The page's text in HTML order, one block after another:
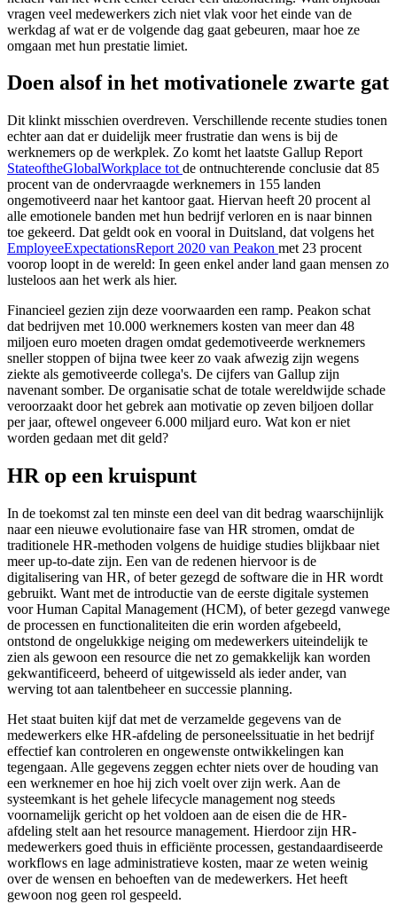
vragen veel medewerkers zich niet vlak voor het einde van de
werkdag af wat er de volgende dag gaat gebeuren, maar hoe ze
omgaan met hun prestatie limiet.
Doen alsof in het motivationele zwarte gat
Dit klinkt misschien overdreven. Verschillende recente studies tonen
echter aan dat er duidelijk meer frustratie dan wens is bij de
werknemers op de werkplek. Zo komt het laatste Gallup Report
StateoftheGlobalWorkplace tot de ontnuchterende conclusie dat 85
procent van de ondervraagde werknemers in 155 landen
ongemotiveerd naar het kantoor gaat. Hiervan heeft 20 procent al
alle emotionele banden met hun bedrijf verloren en is naar binnen
toe gekeerd. Dat geldt ook en vooral in Duitsland, dat volgens het
EmployeeExpectationsReport 2020 van Peakon met 23 procent
voorop loopt in de wereld: In geen enkel ander land gaan mensen zo
lusteloos aan het werk als hier.
Financieel gezien zijn deze voorwaarden een ramp. Peakon schat
dat bedrijven met 10.000 werknemers kosten van meer dan 48
miljoen euro moeten dragen omdat gedemotiveerde werknemers
sneller stoppen of bijna twee keer zo vaak afwezig zijn wegens
ziekte als gemotiveerde collega's. De cijfers van Gallup zijn
navenant somber. De organisatie schat de totale wereldwijde schade
veroorzaakt door het gebrek aan motivatie op zeven biljoen dollar
per jaar, oftewel ongeveer 6.000 miljard euro. Wat kon er niet
worden gedaan met dit geld?
HR op een kruispunt
In de toekomst zal ten minste een deel van dit bedrag waarschijnlijk
naar een nieuwe evolutionaire fase van HR stromen, omdat de
traditionele HR-methoden volgens de huidige studies blijkbaar niet
meer up-to-date zijn. Een van de redenen hiervoor is de
digitalisering van HR, of beter gezegd de software die in HR wordt
gebruikt. Want met de introductie van de eerste digitale systemen
voor Human Capital Management (HCM), of beter gezegd vanwege
de processen en functionaliteiten die erin worden afgebeeld,
ontstond de ongelukkige neiging om medewerkers uiteindelijk te
zien als gewoon een resource die net zo gemakkelijk kan worden
gekwantificeerd, beheerd of uitgewisseld als ieder ander, van
werving tot aan talentbeheer en successie planning.
Het staat buiten kijf dat met de verzamelde gegevens van de
medewerkers elke HR-afdeling de personeelssituatie in het bedrijf
effectief kan controleren en ongewenste ontwikkelingen kan
tegengaan. Alle gegevens zeggen echter niets over de houding van
een werknemer en hoe hij zich voelt over zijn werk. Aan de
systeemkant is het gehele lifecycle management nog steeds
voornamelijk gericht op het voldoen aan de eisen die de HR-
afdeling stelt aan het resource management. Hierdoor zijn HR-
medewerkers goed thuis in efficiënte processen, gestandaardiseerde
workflows en lage administratieve kosten, maar ze weten weinig
over de wensen en behoeften van de medewerkers. Het heeft
gewoon nog geen rol gespeeld.